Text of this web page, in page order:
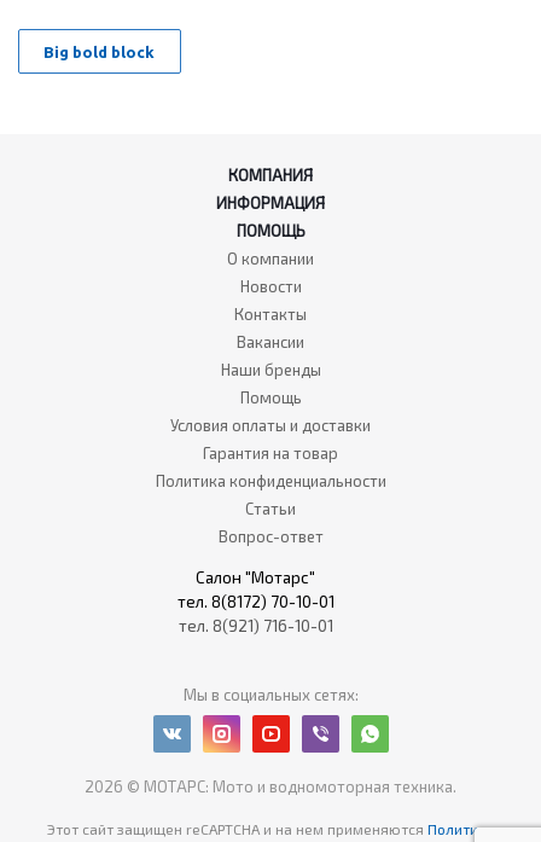
Big bold block
КОМПАНИЯ
ИНФОРМАЦИЯ
ПОМОЩЬ
О компании
Новости
Контакты
Вакансии
Наши бренды
Помощь
Условия оплаты и доставки
Гарантия на товар
Политика конфиденциальности
Статьи
Вопрос-ответ
Салон "Мотарс"
тел. 8(8172) 70-10-01
тел. 8(921) 716-10-01
Мы в социальных сетях:
2026 © МОТАРС: Мото и водномоторная техника.
Этот сайт защищен reCAPTCHA и на нем применяются Политика